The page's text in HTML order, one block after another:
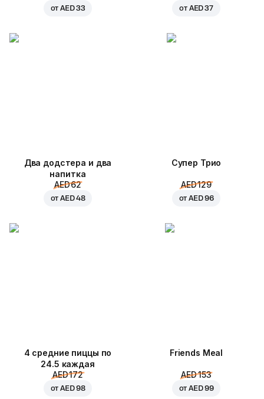
отAED 33 от AED 37
Два додстера и два
напитка
AED 62
отAED 48
Супер Трио
AED 129
отAED 96
4 средние пиццы по
24.5 каждая
AED 172
отAED 98
Friends Meal
AED 153
отAED 99